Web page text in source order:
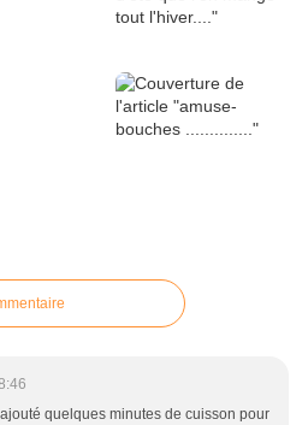
quelques minutes de cuisson pour